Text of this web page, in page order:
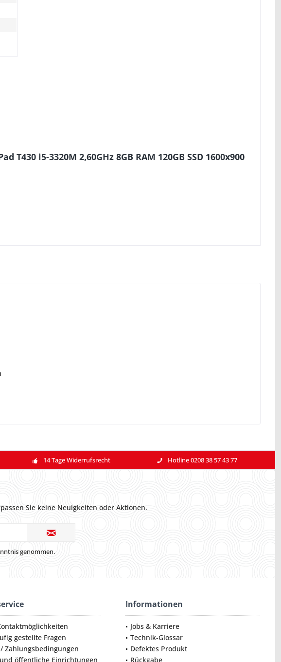
i5-3320M 2,60GHz 8GB RAM 120GB SSD 1600x900
14 Tage Widerrufsrecht Hotline 0208 38 57 43 77
Sie keine Neuigkeiten oder Aktionen.
genommen.
gestellte Fragen
Zahlungsbedingungen
öffentliche Einrichtungen
Informationen
Jobs & Karriere
Technik-Glossar
Defektes Produkt
Rückgabe